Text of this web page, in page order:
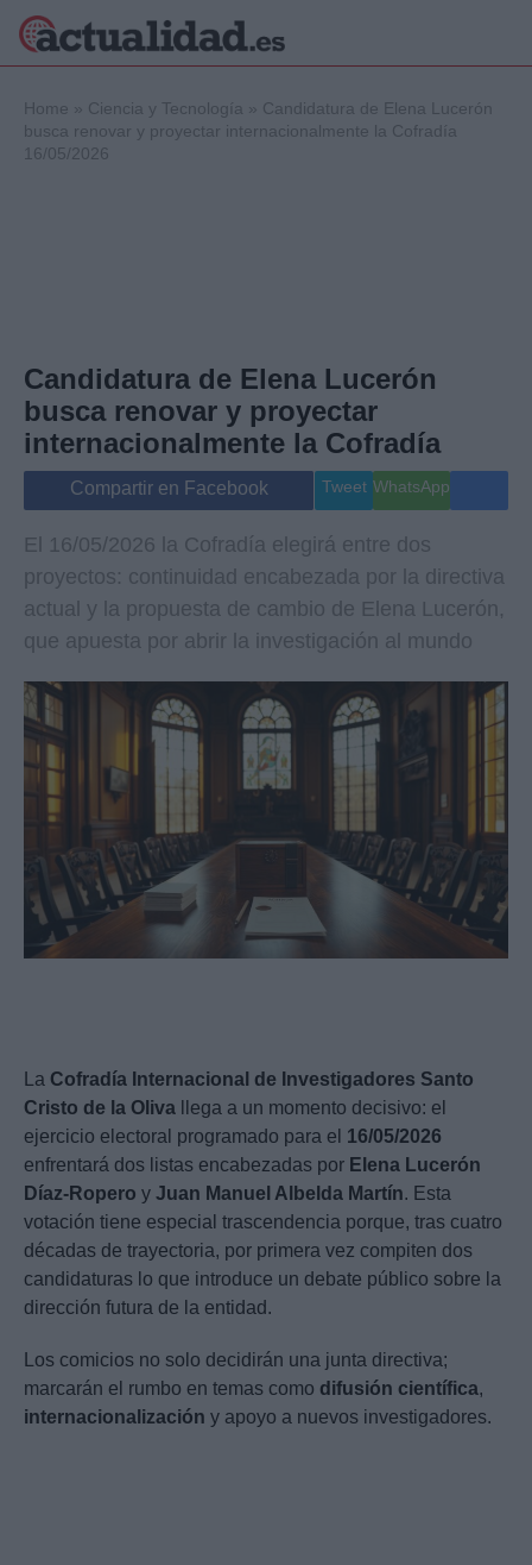
Internacional
Viajes
Gente
Musica
Home » Ciencia y Tecnología » Candidatura de Elena Lucerón
busca renovar y proyectar internacionalmente la Cofradía
16/05/2026
Candidatura de Elena Lucerón
busca renovar y proyectar
internacionalmente la Cofradía
Compartir en Facebook Tweet WhatsApp
El 16/05/2026 la Cofradía elegirá entre dos
proyectos: continuidad encabezada por la directiva
actual y la propuesta de cambio de Elena Lucerón,
que apuesta por abrir la investigación al mundo
La Cofradía Internacional de Investigadores Santo
Cristo de la Oliva llega a un momento decisivo: el
ejercicio electoral programado para el 16/05/2026
enfrentará dos listas encabezadas por Elena Lucerón
Díaz-Ropero y Juan Manuel Albelda Martín. Esta
votación tiene especial trascendencia porque, tras cuatro
décadas de trayectoria, por primera vez compiten dos
candidaturas lo que introduce un debate público sobre la
dirección futura de la entidad.
Los comicios no solo decidirán una junta directiva;
marcarán el rumbo en temas como difusión científica,
internacionalización y apoyo a nuevos investigadores.